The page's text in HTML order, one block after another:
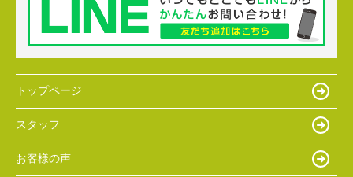
トップページ
スタッフ
お客様の声